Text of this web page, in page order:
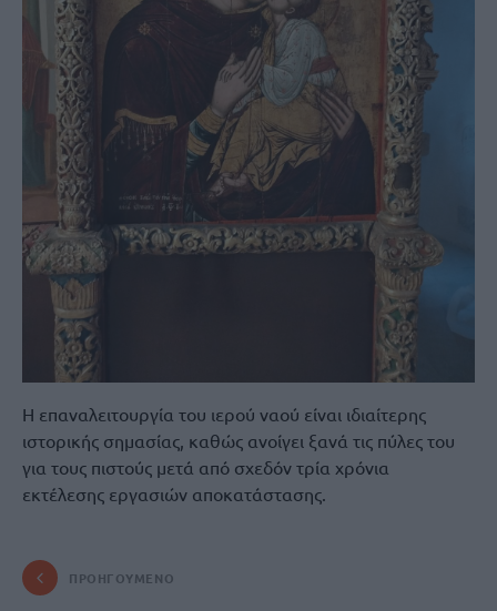
Η επαναλειτουργία του ιερού ναού είναι ιδιαίτερης
ιστορικής σημασίας, καθώς ανοίγει ξανά τις πύλες του
για τους πιστούς μετά από σχεδόν τρία χρόνια
εκτέλεσης εργασιών αποκατάστασης.
ΠΡΟΗΓΟΎΜΕΝΟ